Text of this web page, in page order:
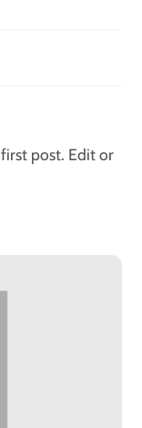
post. Edit or